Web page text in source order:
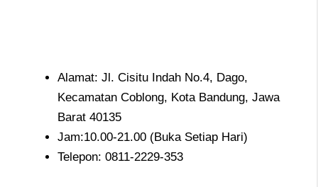
Alamat: Jl. Cisitu Indah No.4, Dago,
Kecamatan Coblong, Kota Bandung, Jawa
Barat 40135
Jam:10.00-21.00 (Buka Setiap Hari)
Telepon: 0811-2229-353